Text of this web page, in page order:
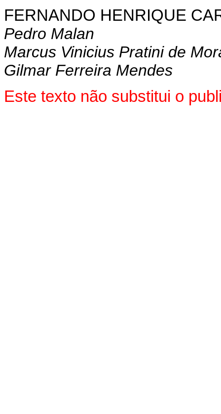
FERNANDO HENRIQUE
Pedro Malan
Marcus Vinicius Pratini de
Gilmar Ferreira Mendes
Este texto não substitui o